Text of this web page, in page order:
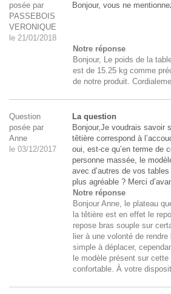
posée par
PASSEBOIS
VERONIQUE
le 21/01/2018
Bonjour, vous ne
Notre réponse
Bonjour, Le poids de la
est de 15.25 kg comme
de notre produit.
Question
posée par
Anne
le 03/12/2017
La question
Bonjour,Je voudrais savoir
têtière correspond à
oui, est-ce qu’en terme de
personne massée, le
avec d’autres de vos
plus agréable ? Merci
Notre réponse
Bonjour Anne, le plateau
la têtière est en effet le
repose bras souple sur
lier à une volonté de
simple à déplacer,
le modèle présent sur
confortable. À votre